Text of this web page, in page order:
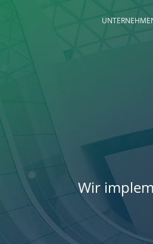
Wir